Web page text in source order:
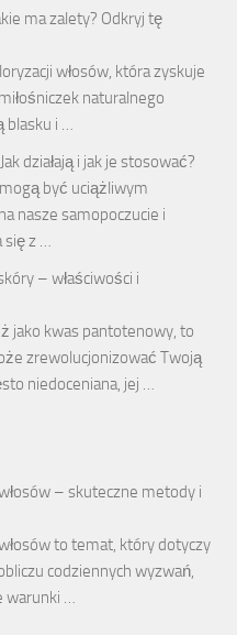
ma zalety? Odkryj tę
włosów, która zyskuje
naturalnego
blasku i …
działają i jak je stosować?
być uciążliwym
nasze samopoczucie i
się z …
– właściwości i
jako kwas pantotenowy, to
zrewolucjonizować Twoją
niedoceniana, jej …
– skuteczne metody i
to temat, który dotyczy
codziennych wyzwań,
warunki …